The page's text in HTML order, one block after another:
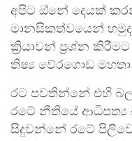
අපිට ඔ්නේ දෙයක්
මානසිකත්වයෙන්
ක්‍රියාවන් ප්‍රශ්න
තිෂ්‍ය වේරගොඩ
රට පවතින්නේ එහි
රටේ නීතියේ ආධිපත්‍ය
සිදුවන්නේ රටේ